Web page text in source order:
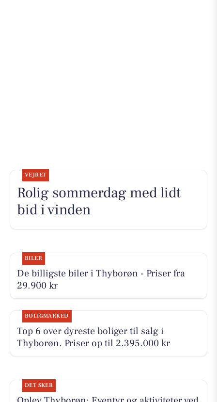
VEJRET
Rolig sommerdag med lidt
bid i vinden
BILER
De billigste biler i Thyborøn - Priser fra
29.900 kr
BOLIGMARKED
Top 6 over dyreste boliger til salg i
Thyborøn. Priser op til 2.395.000 kr
DET SKER